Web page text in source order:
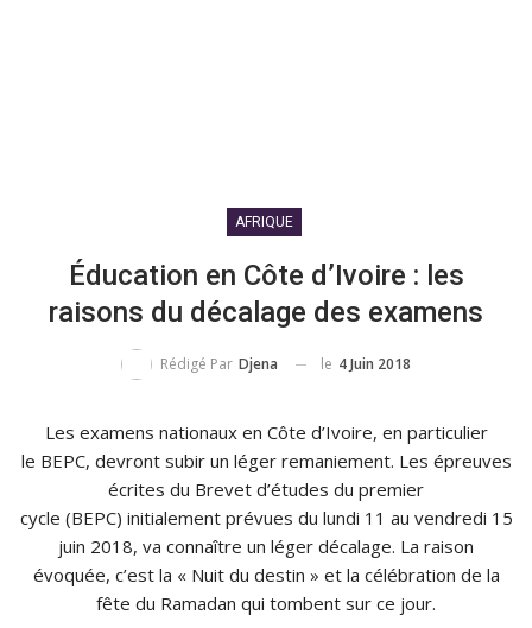
AFRIQUE
Éducation en Côte d’Ivoire : les
raisons du décalage des examens
Rédigé Par Djena le 4 Juin 2018
Les examens nationaux en Côte d’Ivoire, en particulier
le BEPC, devront subir un léger remaniement. Les épreuves
écrites du Brevet d’études du premier
cycle (BEPC) initialement prévues du lundi 11 au vendredi 15
juin 2018, va connaître un léger décalage. La raison
évoquée, c’est la « Nuit du destin » et la célébration de la
fête du Ramadan qui tombent sur ce jour.